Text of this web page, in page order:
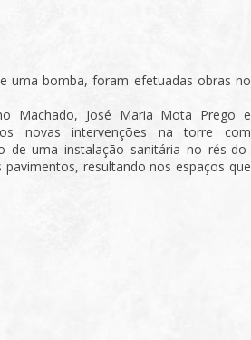
uma bomba, foram efetuadas obras no
Machado, José Maria Mota Prego e
novas intervenções na torre com
de uma instalação sanitária no rés-do-
resultando nos espaços que